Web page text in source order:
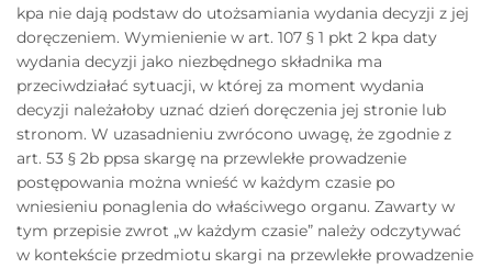
kpa nie dają podstaw do utożsamiania wydania decyzji z jej
doręczeniem. Wymienienie w art. 107 § 1 pkt 2 kpa daty
wydania decyzji jako niezbędnego składnika ma
przeciwdziałać sytuacji, w której za moment wydania
decyzji należałoby uznać dzień doręczenia jej stronie lub
stronom. W uzasadnieniu zwrócono uwagę, że zgodnie z
art. 53 § 2b ppsa skargę na przewlekłe prowadzenie
postępowania można wnieść w każdym czasie po
wniesieniu ponaglenia do właściwego organu. Zawarty w
tym przepisie zwrot „w każdym czasie” należy odczytywać
w kontekście przedmiotu skargi na przewlekłe prowadzenie